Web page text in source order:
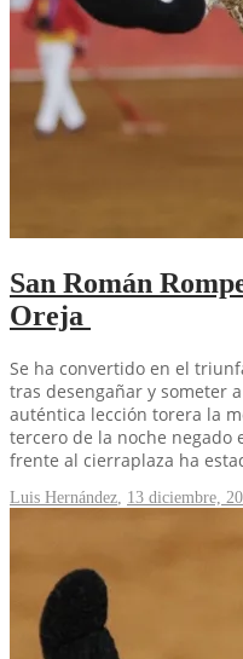
San Román
Oreja
Se ha convertido en el
tras desengañar y someter
auténtica lección torera la
tercero de la noche negado
frente al cierraplaza ha
Luis Hernández, 13 diciembre,